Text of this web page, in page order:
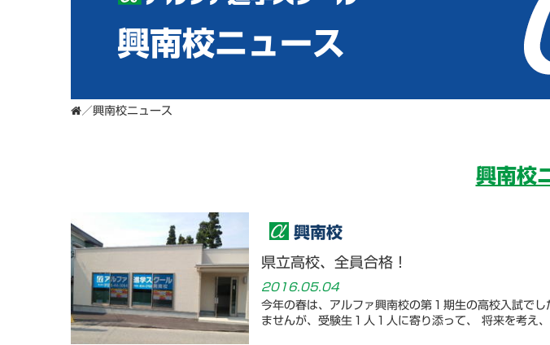
興南校ニュース
／興南校ニュース
興南校
興南校
県立高校、全員合格！
2016.05.04
今年の春は、アルファ興南校の第１期生の高校入試で
ませんが、受験生１人１人に寄り添って、 将来を考え